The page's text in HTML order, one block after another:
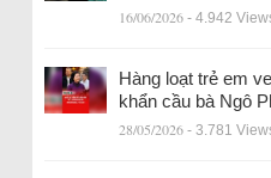
16/06/2026 - 4.942
Hàng loạt trẻ em
khẩn cầu bà Ngô
28/05/2026 - 3.781